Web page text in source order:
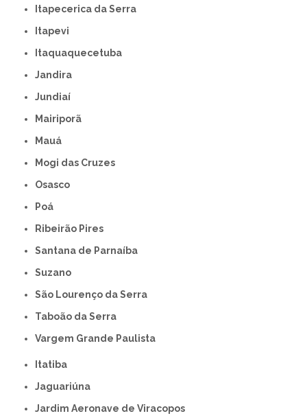
Itapecerica da Serra
Itapevi
Itaquaquecetuba
Jandira
Jundiaí
Mairiporã
Mauá
Mogi das Cruzes
Osasco
Poá
Ribeirão Pires
Santana de Parnaíba
Suzano
São Lourenço da Serra
Taboão da Serra
Vargem Grande Paulista
Itatiba
Jaguariúna
Jardim Aeronave de Viracopos